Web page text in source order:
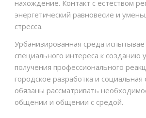
нахождение. Контакт с естеством
энергетический равновесие и
стресса.
Урбанизированная среда
специального интереса к созданию
получения профессионального
городское разработка и социальная
обязаны рассматривать
общении и общении с средой.